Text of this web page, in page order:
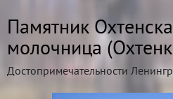
Памятник
молочница
Достопримечательности